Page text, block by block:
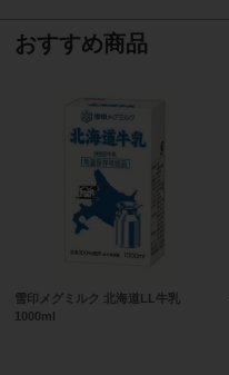
おすすめ商品
雪印メグミルク 北海道LL牛乳
1000ml